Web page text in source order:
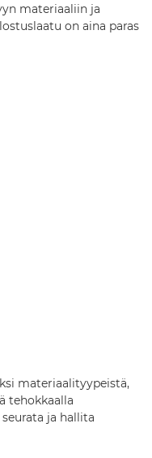
materiaaliin ja
on aina paras
materiaalityypeistä,
tehokkaalla
ja hallita